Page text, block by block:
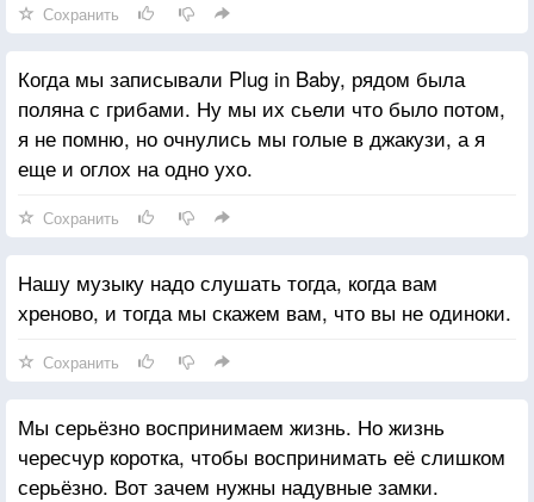
Сохранить
Когда мы записывали Plug in Baby, рядом была
поляна с грибами. Ну мы их сьели что было потом,
я не помню, но очнулись мы голые в джакузи, а я
еще и оглох на одно ухо.
Сохранить
Нашу музыку надо слушать тогда, когда вам
хреново, и тогда мы скажем вам, что вы не одиноки.
Сохранить
Мы серьёзно воспринимаем жизнь. Но жизнь
чересчур коротка, чтобы воспринимать её слишком
серьёзно. Вот зачем нужны надувные замки.